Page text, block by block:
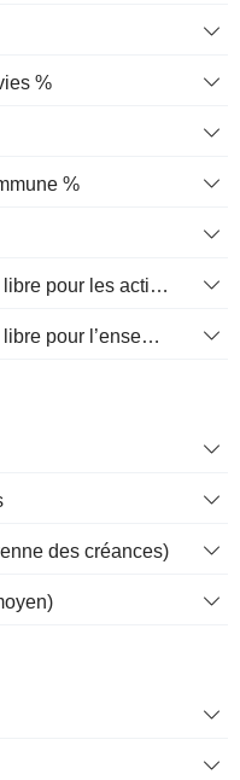
%
%
Marge des flux de trésorerie libre pour les actionnaires
Marge des flux de trésorerie libre pour l’ensemble des pourvoyeurs de fonds
des créances)